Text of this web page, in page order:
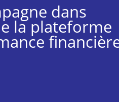
dans
la plateforme